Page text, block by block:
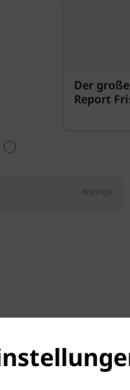
Der
Report
Anzeige